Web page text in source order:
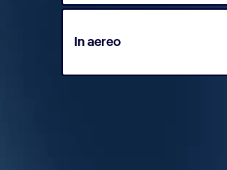
In aereo